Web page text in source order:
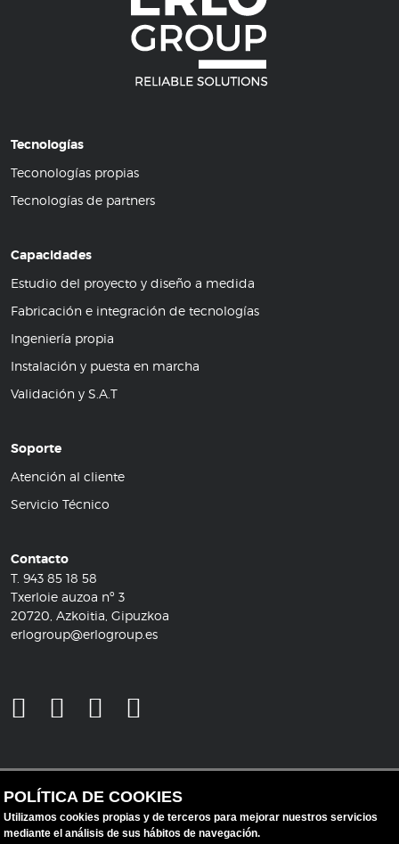
Tecnologías
Teconologías propias
Tecnologías de partners
Capacidades
Estudio del proyecto y diseño a medida
Fabricación e integración de tecnologías
Ingeniería propia
Instalación y puesta en marcha
Validación y S.A.T
Soporte
Atención al cliente
Servicio Técnico
Contacto
T. 943 85 18 58
Txerloie auzoa nº 3
20720, Azkoitia, Gipuzkoa
erlogroup@erlogroup.es
POLÍTICA DE COOKIES
Utilizamos cookies propias y de terceros para mejorar nuestros servicios
mediante el análisis de sus hábitos de navegación.